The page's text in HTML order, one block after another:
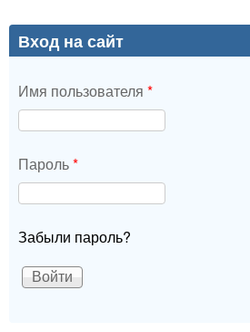
Вход на сайт
Имя пользователя *
Пароль*
Забыли пароль?